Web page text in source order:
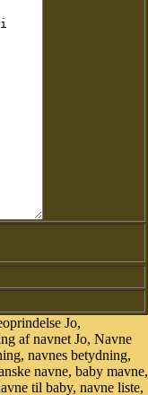
Jo,
af navnet Jo, Navne
navnes betydning,
navne, baby mavne,
til baby, navne liste,